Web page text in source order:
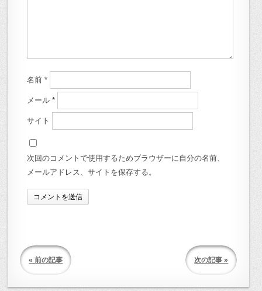
名前*
メール*
サイト
次回のコメントで使用するためブラウザーに自分の名前、
メールアドレス、サイトを保存する。
« 前の記事 次の記事 »